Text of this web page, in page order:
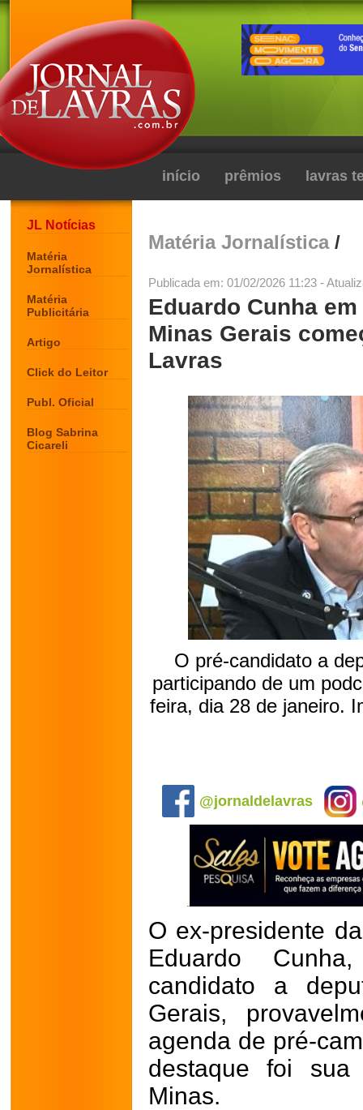
início prêmios lavras
JL Notícias
Matéria
Jornalística
Matéria
Publicitária
Artigo
Click do Leitor
Publ. Oficial
Blog Sabrina
Cicareli
Matéria Jornalística/
Publicada em: 01/02/2026 11:23 -
Eduardo Cunha
Minas Gerais
Lavras
O pré-candidato a
participando de um
feira, dia 28 de janeiro.
@jornaldelavras
O ex-presidente
Eduardo
candidato a
Gerais,
agenda de pré-
destaque foi
Minas.